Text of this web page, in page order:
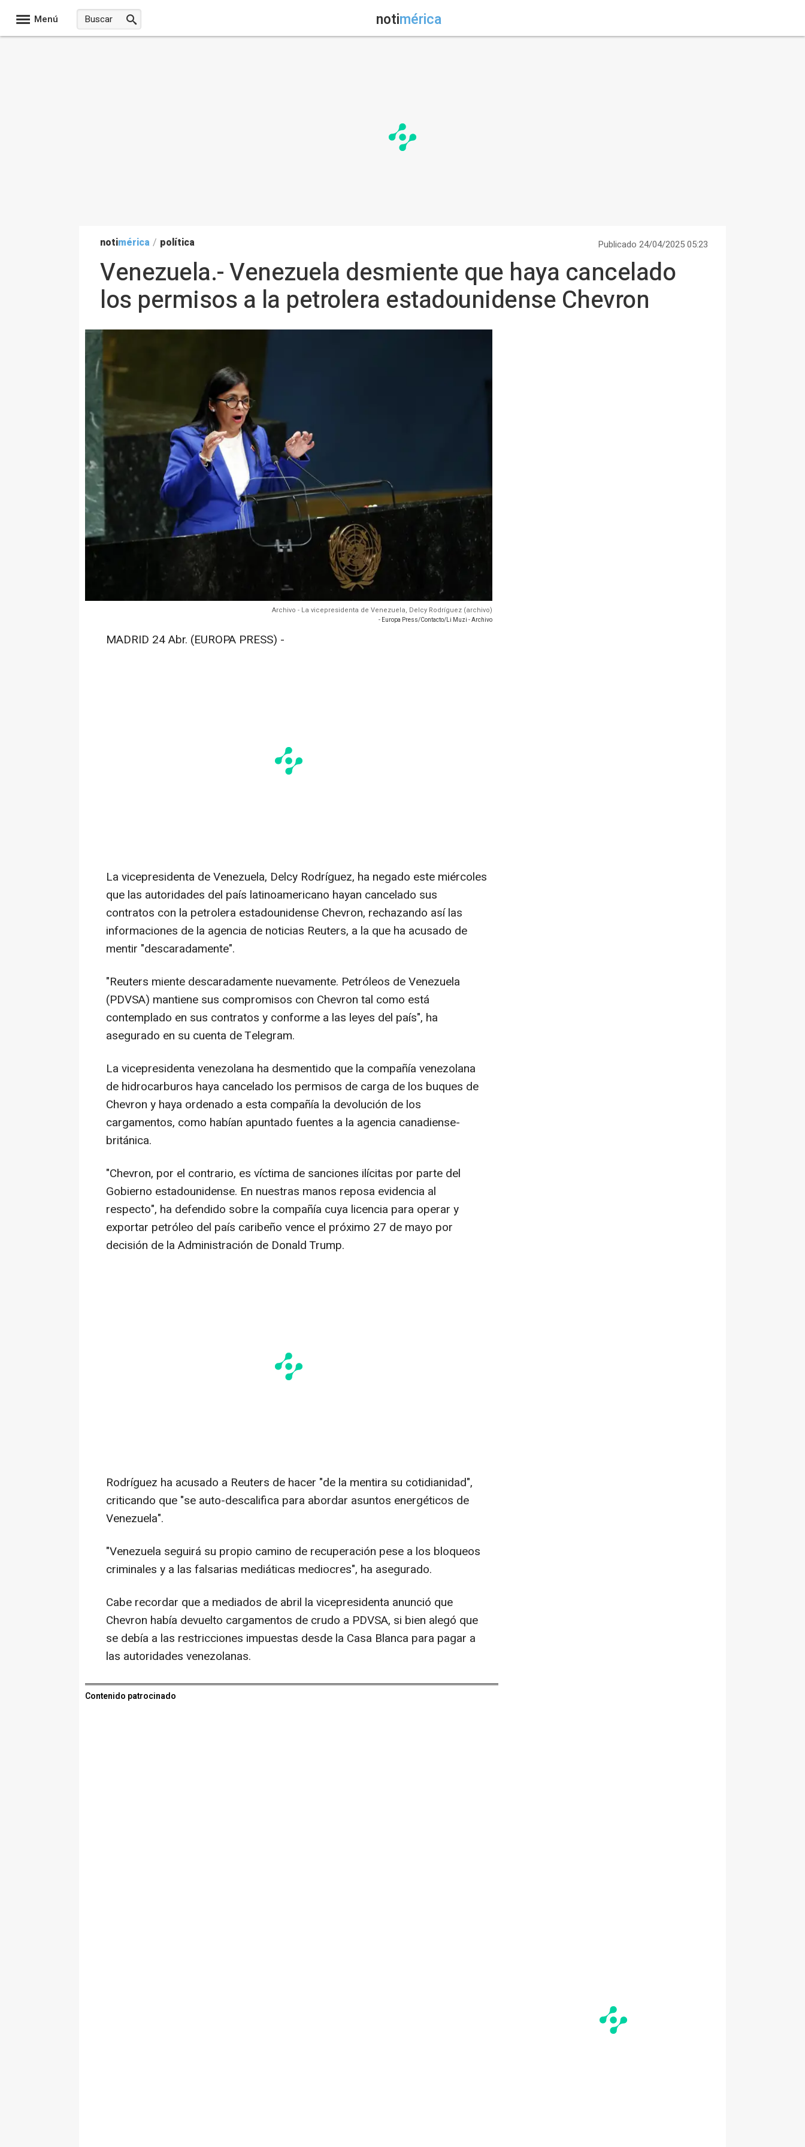
Menú notimérica
notimérica / política Publicado 24/04/2025 05:23
Venezuela.- Venezuela desmiente que haya cancelado
los permisos a la petrolera estadounidense Chevron
Archivo - La vicepresidenta de Venezuela, Delcy Rodríguez (archivo)
- Europa Press/Contacto/Li Muzi - Archivo
MADRID 24 Abr. (EUROPA PRESS) -
La vicepresidenta de Venezuela, Delcy Rodríguez, ha negado este miércoles
que las autoridades del país latinoamericano hayan cancelado sus
contratos con la petrolera estadounidense Chevron, rechazando así las
informaciones de la agencia de noticias Reuters, a la que ha acusado de
mentir "descaradamente".
"Reuters miente descaradamente nuevamente. Petróleos de Venezuela
(PDVSA) mantiene sus compromisos con Chevron tal como está
contemplado en sus contratos y conforme a las leyes del país", ha
asegurado en su cuenta de Telegram.
La vicepresidenta venezolana ha desmentido que la compañía venezolana
de hidrocarburos haya cancelado los permisos de carga de los buques de
Chevron y haya ordenado a esta compañía la devolución de los
cargamentos, como habían apuntado fuentes a la agencia canadiense-
británica.
"Chevron, por el contrario, es víctima de sanciones ilícitas por parte del
Gobierno estadounidense. En nuestras manos reposa evidencia al
respecto", ha defendido sobre la compañía cuya licencia para operar y
exportar petróleo del país caribeño vence el próximo 27 de mayo por
decisión de la Administración de Donald Trump.
Rodríguez ha acusado a Reuters de hacer "de la mentira su cotidianidad",
criticando que "se auto-descalifica para abordar asuntos energéticos de
Venezuela".
"Venezuela seguirá su propio camino de recuperación pese a los bloqueos
criminales y a las falsarias mediáticas mediocres", ha asegurado.
Cabe recordar que a mediados de abril la vicepresidenta anunció que
Chevron había devuelto cargamentos de crudo a PDVSA, si bien alegó que
se debía a las restricciones impuestas desde la Casa Blanca para pagar a
las autoridades venezolanas.
Contenido patrocinado